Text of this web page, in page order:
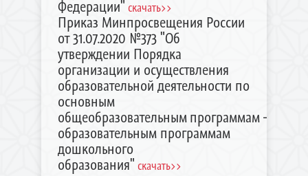
Федерации" скачать>>
Приказ Минпросвещения России
от 31.07.2020 №373 "Об
утверждении Порядка
организации и осуществления
образовательной деятельности по
основным
общеобразовательным программам -
образовательным программам
дошкольного
образования" скачать>>